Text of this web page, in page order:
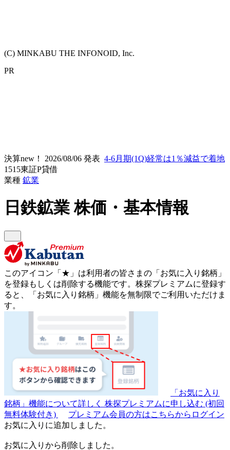
(C) MINKABU THE INFONOID, Inc.
PR
決算new！ 2026/08/06 発表 4-6月期(1Q)経常は1％減益で着地
1515東証P貸借
業種 鉱業
日鉄鉱業株価・基本情報
このアイコン 「★」 は利用者の皆さまの 「お気に入り銘柄」
を登録もしくは削除する機能です。 株探プレミアムに登録す
ると、「お気に入り銘柄」機能を無制限でご利用いただけま
す。
「お気に入り
銘柄」機能について詳しく 株探プレミアムに申し込む (初回
無料体験付き)
プレミアム会員の方はこちらからログイン
お気に入りに追加しました。
お気に入りから削除しました。